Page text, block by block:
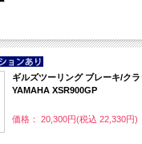
ギルズツーリング ブレーキ/ク
YAMAHA XSR900GP
価格： 20,300円(税込 22,330円)